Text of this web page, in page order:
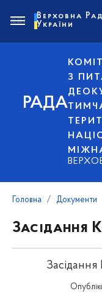
РАДА
З
Верховна
України
Головна Документи
Засідання
Засідання